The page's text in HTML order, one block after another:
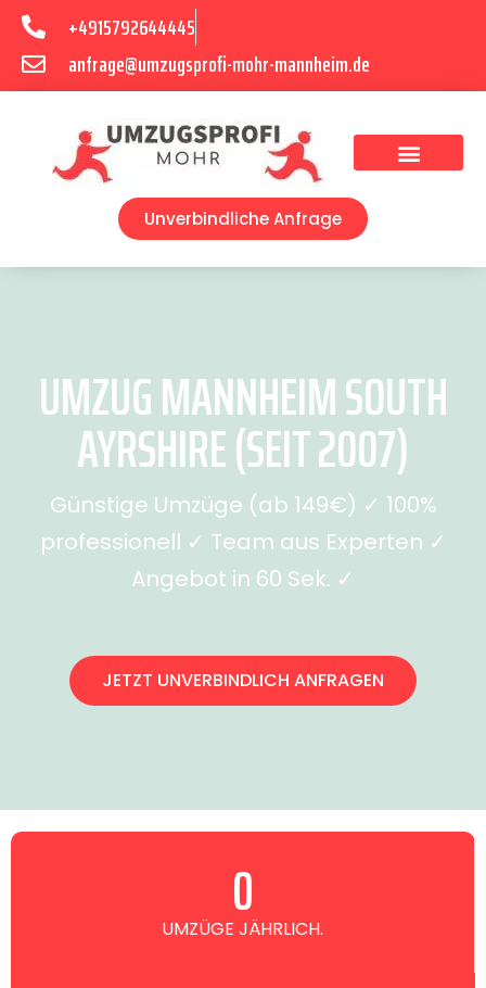
+4915792644445
anfrage@umzugsprofi-mohr-mannheim.de
Unverbindliche Anfrage
UMZUG MANNHEIM SOUTH
AYRSHIRE (SEIT 2007)
Günstige Umzüge (ab 149€) ✓ 100%
professionell ✓ Team aus Experten ✓
Angebot in 60 Sek. ✓
JETZT UNVERBINDLICH ANFRAGEN
UMZÜGE JÄHRLICH.
0